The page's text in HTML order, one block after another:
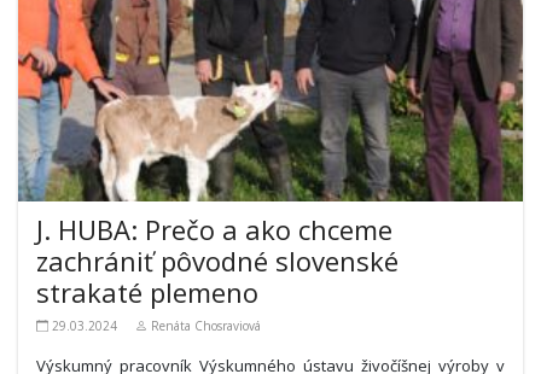
J. HUBA: Prečo a ako chceme
zachrániť pôvodné slovenské
strakaté plemeno
29.03.2024 Renáta Chosraviová
Výskumný pracovník Výskumného ústavu živočíšnej výroby v